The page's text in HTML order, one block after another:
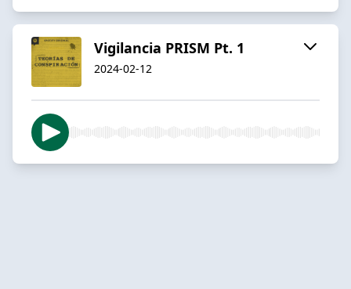
Vigilancia PRISM Pt. 1
2024-02-12